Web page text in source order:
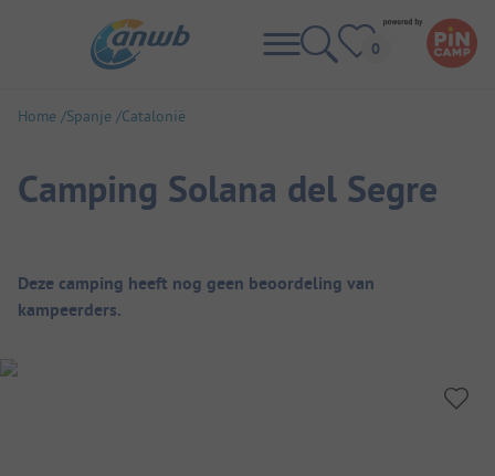
Home Spanje Catalonië
Camping Solana del Segre
Camping overzicht
Deze camping heeft nog geen beoordeling van
kampeerders.